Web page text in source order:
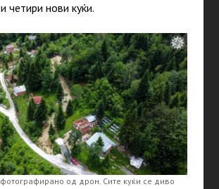
четири нови куќи.
од дрон. Сите куќи се диво